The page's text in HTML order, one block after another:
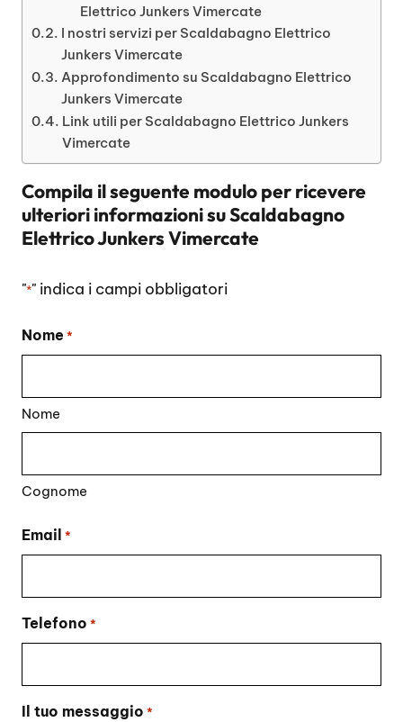
Elettrico Junkers Vimercate
I nostri servizi per Scaldabagno Elettrico
Junkers Vimercate
Approfondimento su Scaldabagno Elettrico
Junkers Vimercate
Link utili per Scaldabagno Elettrico Junkers
Vimercate
Compila il seguente modulo per ricevere
ulteriori informazioni suScaldabagno
Elettrico Junkers Vimercate
"*" indica i campi obbligatori
Nome *
Nome
Cognome
Email *
Telefono *
Il tuo messaggio *